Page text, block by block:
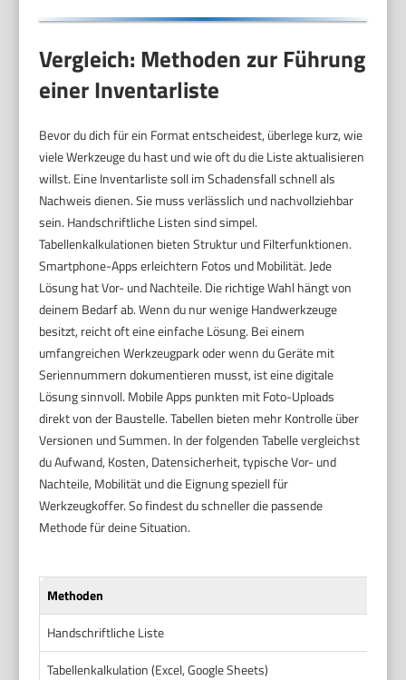
Vergleich: Methoden zur Führung
einer Inventarliste
Bevor du dich für ein Format entscheidest, überlege kurz, wie
viele Werkzeuge du hast und wie oft du die Liste aktualisieren
willst. Eine Inventarliste soll im Schadensfall schnell als
Nachweis dienen. Sie muss verlässlich und nachvollziehbar
sein. Handschriftliche Listen sind simpel.
Tabellenkalkulationen bieten Struktur und Filterfunktionen.
Smartphone-Apps erleichtern Fotos und Mobilität. Jede
Lösung hat Vor- und Nachteile. Die richtige Wahl hängt von
deinem Bedarf ab. Wenn du nur wenige Handwerkzeuge
besitzt, reicht oft eine einfache Lösung. Bei einem
umfangreichen Werkzeugpark oder wenn du Geräte mit
Seriennummern dokumentieren musst, ist eine digitale
Lösung sinnvoll. Mobile Apps punkten mit Foto-Uploads
direkt von der Baustelle. Tabellen bieten mehr Kontrolle über
Versionen und Summen. In der folgenden Tabelle vergleichst
du Aufwand, Kosten, Datensicherheit, typische Vor- und
Nachteile, Mobilität und die Eignung speziell für
Werkzeugkoffer. So findest du schneller die passende
Methode für deine Situation.
Methoden
Handschriftliche Liste
Tabellenkalkulation (Excel, Google Sheets)